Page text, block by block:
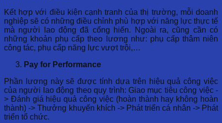
Kết hợp với điều kiện cạnh tranh của thị trường, mỗi doanh
nghiệp sẽ có những điều chỉnh phù hợp với năng lực thực tế
mà người lao động đã cống hiến. Ngoài ra, cũng cần có
những khoản phụ cấp theo lương như: phụ cấp thâm niên
công tác, phụ cấp năng lực vượt trội,…
Pay for Performance
Phần lương này sẽ được tính dựa trên hiệu quả công việc
của người lao động theo quy trình: Giao mục tiêu công việc -
> Đánh giá hiệu quả công việc (hoàn thành hay không hoàn
thành) -> Thưởng khuyến khích -> Phát triển cá nhân -> Phát
triển tổ chức.